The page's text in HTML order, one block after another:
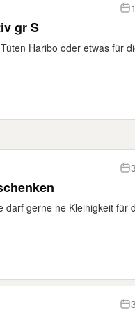
gr S
Haribo oder etwas für
darf gerne ne Kleinigkeit für